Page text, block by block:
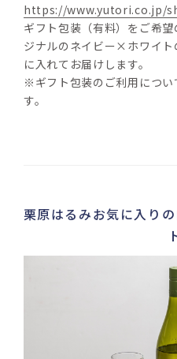
https://www.yutori.co.jp/
ギフト包装（有料）をご希
ジナルのネイビー×ホワイト
に入れてお届けします。
※ギフト包装のご利用につい
す。
栗原はるみお気に入り